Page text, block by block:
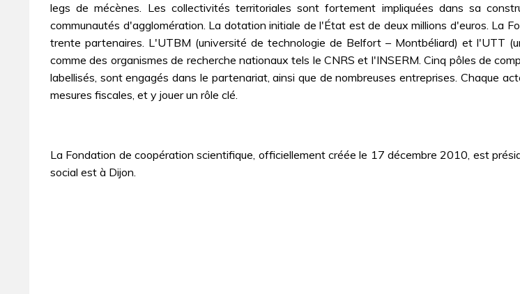
legs de mécènes. Les collectivités territoriales sont fortement impliquées dans sa
communautés d'agglomération. La dotation initiale de l'État est de deux millions d'euros. La
trente partenaires. L'UTBM (université de technologie de Belfort – Montbéliard) et l'UTT
comme des organismes de recherche nationaux tels le CNRS et l'INSERM. Cinq pôles de
labellisés, sont engagés dans le partenariat, ainsi que de nombreuses entreprises. Chaque
mesures fiscales, et y jouer un rôle clé.
La Fondation de coopération scientifique, officiellement créée le 17 décembre 2010, est
social est à Dijon.